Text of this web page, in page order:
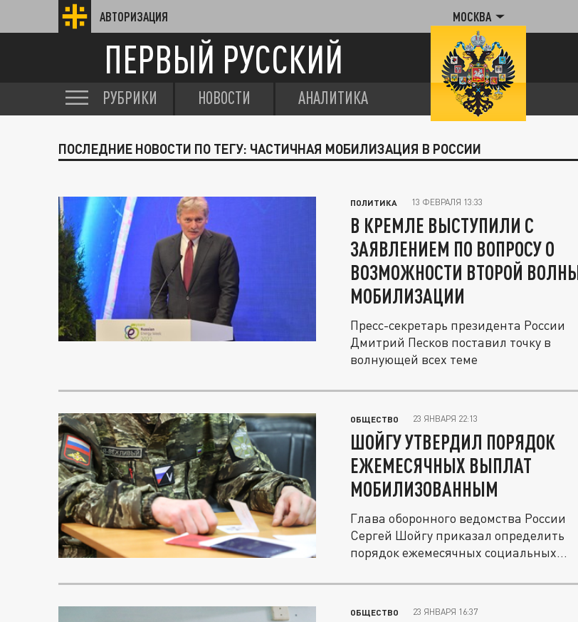
АВТОРИЗАЦИЯ МОСКВА
ПЕРВЫЙ РУССКИЙ
РУБРИКИ НОВОСТИ АНАЛИТИКА
ПОСЛЕДНИЕ НОВОСТИ ПО ТЕГУ: ЧАСТИЧНАЯ МОБИЛИЗАЦИЯ В РОССИИ
ПОЛИТИКА 13 ФЕВРАЛЯ 13:33
В КРЕМЛЕ ВЫСТУПИЛИ С
ЗАЯВЛЕНИЕМ ПО ВОПРОСУ О
ВОЗМОЖНОСТИ ВТОРОЙ
МОБИЛИЗАЦИИ
Пресс-секретарь президента России
Дмитрий Песков поставил точку в
волнующей всех теме
ОБЩЕСТВО 23 ЯНВАРЯ 22:13
ШОЙГУ УТВЕРДИЛ ПОРЯДОК
ЕЖЕМЕСЯЧНЫХ ВЫПЛАТ
МОБИЛИЗОВАННЫМ
Глава оборонного ведомства России
Сергей Шойгу приказал определить
порядок ежемесячных социальных
ОБЩЕСТВО 23 ЯНВАРЯ 16:37